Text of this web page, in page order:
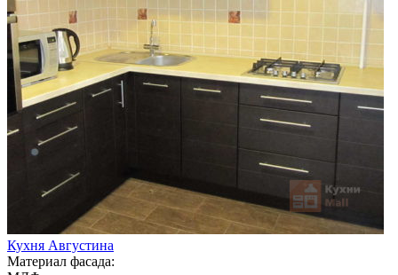
Кухня Августина
Материал фасада: